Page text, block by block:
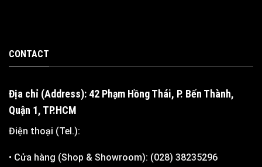
CONTACT
Địa chỉ (Address): 42 Phạm Hồng Thái, P. Bến Thành,
Quận 1, TP.HCM
Điện thoại (Tel.):
• Cửa hàng (Shop & Showroom): (028) 38235296